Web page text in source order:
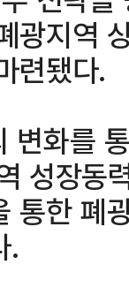
광지역
련됐다.
변화를
성장
통한 폐
.